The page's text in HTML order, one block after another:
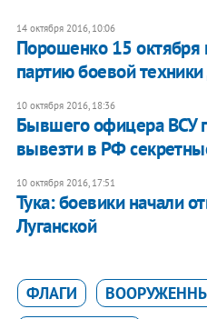
14 октября 2016, 10:06
Порошенко 15 октября
партию боевой
10 октября 2016, 18:36
Бывшего офицера ВСУ
вывезти в РФ
10 октября 2016, 17:51
Тука: боевики начали
Луганской
ФЛАГИ